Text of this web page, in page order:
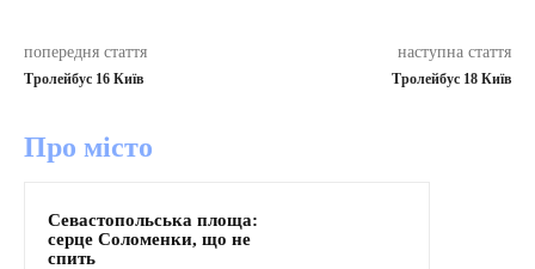
попередня стаття
Тролейбус 16 Київ
наступна стаття
Тролейбус 18 Київ
Про місто
Севастопольська площа:
серце Соломенки, що не
спить